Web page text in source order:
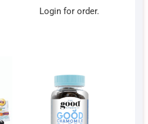
Login for order.